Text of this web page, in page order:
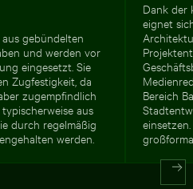
gebündelten
und werden vor
eingesetzt. Sie
Zugfestigkeit, da
zugempfindlich
aus
durch regelmäßig
werden.
Dank der
eignet
Bereich